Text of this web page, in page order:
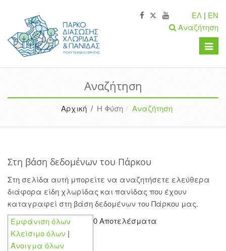
ΕΛ | EN
Αναζήτηση
Toggle
Αναζήτηση
Αρχική / Η Φύση Αναζήτηση
Στη βάση δεδομένων του Πάρκου
Στη σελίδα αυτή μπορείτε να αναζητήσετε ελεύθερα
διάφορα είδη χλωρίδας και πανίδας που έχουν
καταγραφεί στη βάση δεδομένων του Πάρκου μας.
Εμφάνιση όλων
Κλείσιμο όλων |
Άνοιγμα όλων
0 Αποτελέσματα